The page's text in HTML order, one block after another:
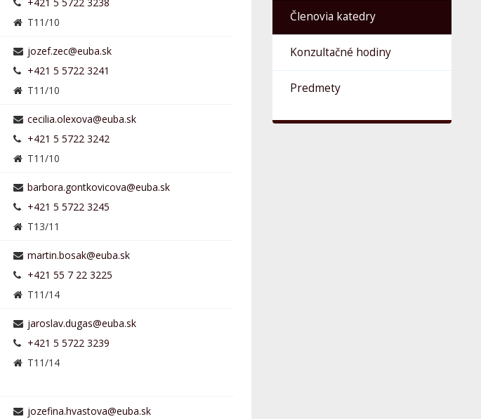
T11/10
+421 5 5722 3241
T11/10
+421 5 5722 3242
T11/10
+421 5 5722 3245
T13/11
+421 55 7 22 3225
T11/14
+421 5 5722 3239
T11/14
Členovia katedry
Konzultačné hodiny
Predmety